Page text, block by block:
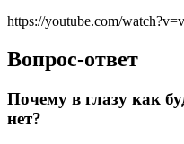
https://youtube.com/
Вопрос-ответ
Почему в глазу как
нет?